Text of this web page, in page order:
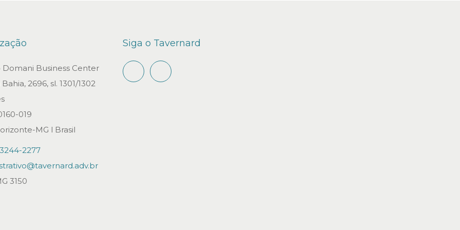
Domani Business Center
2696, sl. 1301/1302
019
MG l Brasil
2277
3150
Siga o Tavernard